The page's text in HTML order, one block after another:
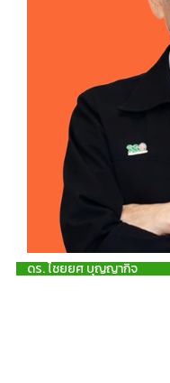
ดร. ไชยยศ บุญญากิจ